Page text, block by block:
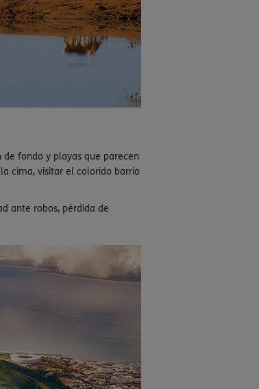
fondo y playas que parecen
cima, visitar el colorido barrio
ante robos, pérdida de